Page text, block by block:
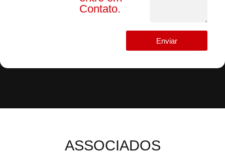
Contato.
Enviar
ASSOCIADOS